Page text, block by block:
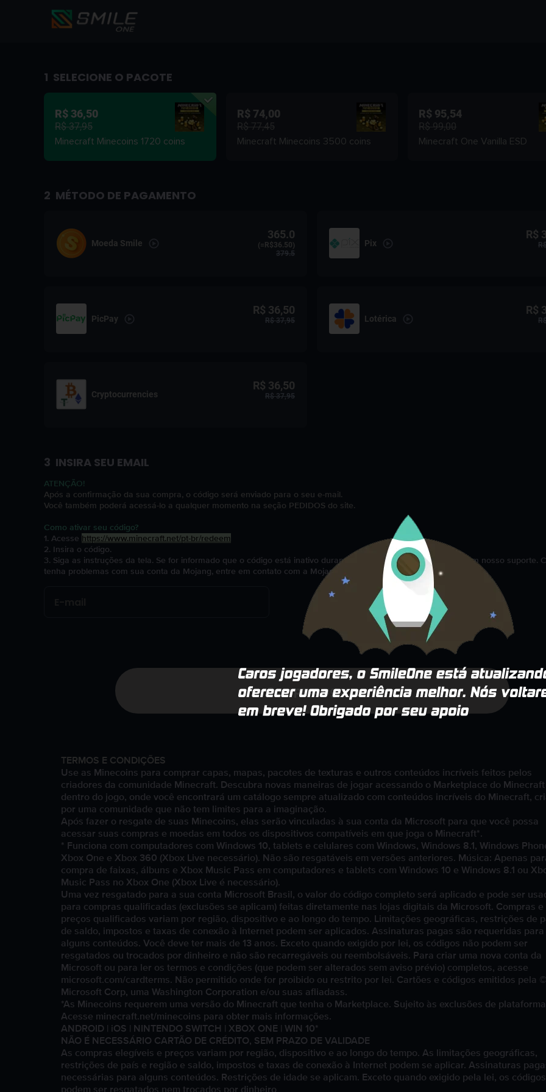
1 SELECIONE O PACOTE
R$ 36,50
R$ 37,95
Minecraft Minecoins 1720 coins
R$ 74,00
R$ 77,45
Minecraft Minecoins 3500 coins
R$ 95,54
R$ 99,00
Minecraft One Vanilla ESD
2 MÉTODO DE PAGAMENTO
Moeda Smile
365.0
(=R$36.50)
379.5
Pix
R$
PicPay
R$ 36,50
R$ 37,95 Lotérica
R$
Cryptocurrencies
R$ 36,50
R$ 37,95
3 INSIRA SEU EMAIL
ATENÇÃO!
Após a confirmação da sua compra, o código será enviado para o seu e-mail.
Você também poderá acessá-lo a qualquer momento na seção PEDIDOS do site.
Como ativar seu código?
1. Acesse https://www.minecraft.net/pt-br/redeem
2. Insira o código.
3. Siga as instruções da tela. Se for informado que o código está inativo durante o resgate, entre em contato com nosso suporte.
tenha problemas com sua conta da Mojang, entre em contato com a Mojang em help.mojang.com.
Comprar agora
TERMOS E CONDIÇÕES
Use as Minecoins para comprar capas, mapas, pacotes de texturas e outros conteúdos incríveis feitos pelos
criadores da comunidade Minecraft. Descubra novas maneiras de jogar acessando o Marketplace do Minecraft
dentro do jogo, onde você encontrará um catálogo sempre atualizado com conteúdos incríveis do Minecraft,
por uma comunidade que não tem limites para a imaginação.
Após fazer o resgate de suas Minecoins, elas serão vinculadas à sua conta da Microsoft para que você possa
acessar suas compras e moedas em todos os dispositivos compatíveis em que joga o Minecraft*.
* Funciona com computadores com Windows 10, tablets e celulares com Windows, Windows 8.1, Windows
Xbox One e Xbox 360 (Xbox Live necessário). Não são resgatáveis em versões anteriores. Música: Apenas
compra de faixas, álbuns e Xbox Music Pass em computadores e tablets com Windows 10 e Windows 8.1 ou
Music Pass no Xbox One (Xbox Live é necessário).
Uma vez resgatado para a sua conta Microsoft Brasil, o valor do código completo será aplicado e pode ser
para compras qualificadas (exclusões se aplicam) feitas diretamente nas lojas digitais da Microsoft. Compras e
preços qualificados variam por região, dispositivo e ao longo do tempo. Limitações geográficas, restrições de
de saldo, impostos e taxas de conexão à Internet podem ser aplicados. Assinaturas pagas são requeridas para
alguns conteúdos. Você deve ter mais de 13 anos. Exceto quando exigido por lei, os códigos não podem ser
resgatados ou trocados por dinheiro e não são recarregáveis ou reembolsáveis. Para criar uma nova conta da
Microsoft ou para ler os termos e condições (que podem ser alterados sem aviso prévio) completos, acesse
microsoft.com/cardterms. Não permitido onde for proibido ou restrito por lei. Cartões e códigos emitidos pela
Microsoft Corp, uma Washington Corporation e/ou suas afliadass.
*As Minecoins requerem uma versão do Minecraft que tenha o Marketplace. Sujeito às exclusões de
Acesse minecraft.net/minecoins para obter mais informações.
ANDROID | iOS | NINTENDO SWITCH | XBOX ONE | WIN 10*
NÃO É NECESSÁRIO CARTÃO DE CRÉDITO, SEM PRAZO DE VALIDADE
As compras elegíveis e preços variam por região, dispositivo e ao longo do tempo. As limitações geográficas,
restrições de país e região e saldo, impostos e taxas de conexão à Internet podem se aplicar. Assinaturas
necessárias para alguns conteúdos. Restrições de idade se aplicam. Exceto quando exigido pela lei, os
podem ser resgatados nem trocados por dinheiro